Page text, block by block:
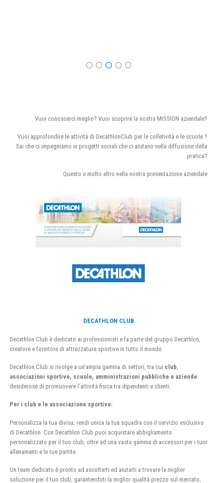
Vuoi conoscerci meglio? Vuoi scoprire la nostra MISSION aziendale?
Vuoi approfondire le attività di DecathlonClub per le colletività e le scuole ?
Sai che ci impegniamo in progetti sociali che ci aiutano nella diffusione della
pratica?
Questo e molto altro nella nostra presentazione aziendale
DECATHLON CLUB
Decathlon Club è dedicato ai professionisti e fa parte del gruppo Decathlon,
creatore e fornitore di attrezzature sportive in tutto il mondo.
Decathlon Club si rivolge a un’ampia gamma di settori, tra cui club
associazioni sportive, scuole, amministrazioni pubbliche e aziende
desiderose di promuovere l’attività fisica tra dipendenti e clienti.
Per i club e le associazione sportive:
Personalizza la tua divisa, rendi unica la tua squadra con il servizio esclusivo
di Decathlon. Con Decathlon Club puoi acquistare abbigliamento
personalizzato per il tuo club, oltre ad una vasta gamma di accessori per i tuoi
allenamenti e le tue partite.
Un team dedicato è pronto ad ascoltarti ed aiutarti a trovare la miglior
soluzione per il tuo club, garantendoti la miglior qualità prezzo sul mercato,